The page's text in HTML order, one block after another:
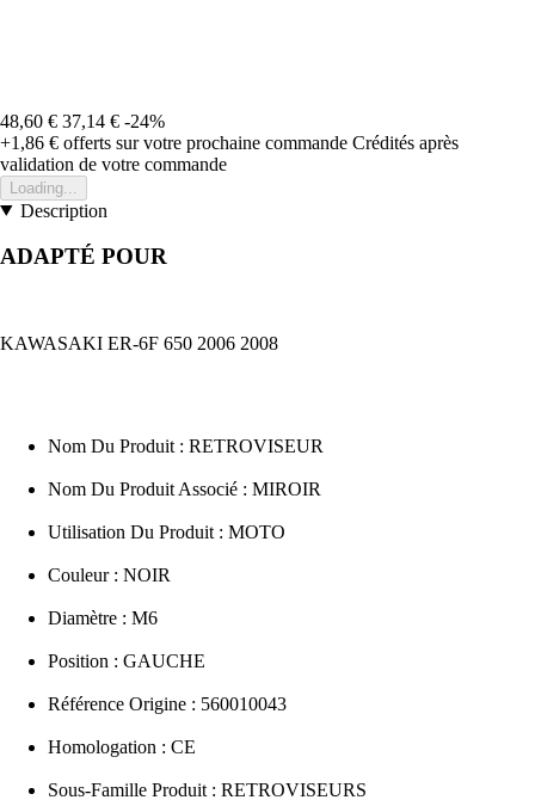
48,60 € 37,14 € -24%
+1,86 € offerts sur votre prochaine commande Crédités après
validation de votre commande
Loading...
Description
ADAPTÉ POUR
KAWASAKI ER-6F 650 2006 2008
Nom Du Produit : RETROVISEUR
Nom Du Produit Associé : MIROIR
Utilisation Du Produit : MOTO
Couleur : NOIR
Diamètre : M6
Position : GAUCHE
Référence Origine : 560010043
Homologation : CE
Sous-Famille Produit : RETROVISEURS